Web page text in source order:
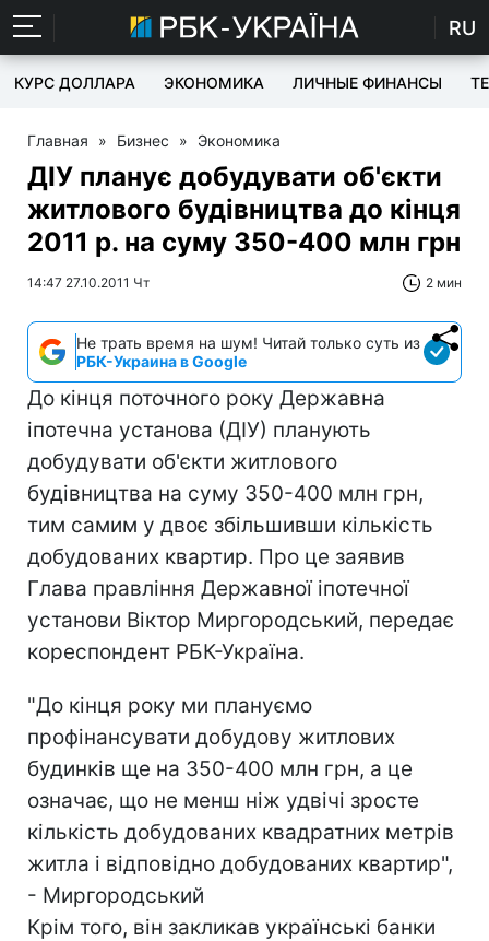
RU
КУРС ДОЛЛАРА ЭКОНОМИКА ЛИЧНЫЕ ФИНАНСЫ
Главная » Бизнес » Экономика
ДІУ планує добудувати об'єкти
житлового будівництва до кінця
2011 р. на суму 350-400 млн грн
14:47 27.10.2011 Чт 2 мин
Не трать время на шум! Читай только суть из
РБК-Украина в Google
До кінця поточного року Державна
іпотечна установа (ДІУ) планують
добудувати об'єкти житлового
будівництва на суму 350-400 млн грн,
тим самим у двоє збільшивши кількість
добудованих квартир. Про це заявив
Глава правління Державної іпотечної
установи Віктор Миргородський, передає
кореспондент РБК-Україна.
"До кінця року ми плануємо
профінансувати добудову житлових
будинків ще на 350-400 млн грн, а це
означає, що не менш ніж удвічі зросте
кількість добудованих квадратних метрів
житла і відповідно добудованих квартир",
- Миргородський
Крім того, він закликав українські банки